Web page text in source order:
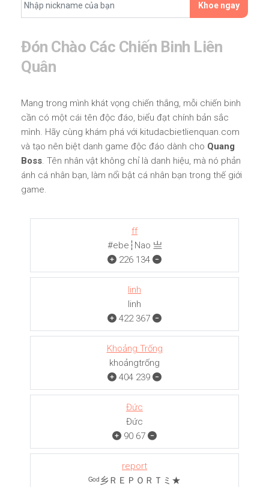
Khoe ngay
Đón Chào Các Chiến Binh Liên
Quân
Mang trong mình khát vọng chiến thắng, mỗi chiến binh
cần có một cái tên độc đáo, biểu đạt chính bản sắc
mình. Hãy cùng khám phá với kitudacbietlienquan.com
và tạo nên biệt danh game độc đáo dành cho Quang
Boss. Tên nhân vật không chỉ là danh hiệu, mà nó phản
ánh cá nhân bạn, làm nổi bật cá nhân bạn trong thế giới
game.
ff
#ebe┆Nao 亗
226 134
linh
linh
422 367
Khoảng Trống
khoảngㅤㅤㅤtrống
404 239
Đức
Đức
90 67
report
ᴳᵒᵈ乡ＲＥＰＯＲＴミ★